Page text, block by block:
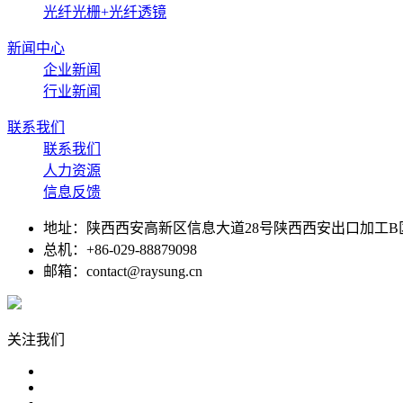
光纤光栅+光纤透镜
新闻中心
企业新闻
行业新闻
联系我们
联系我们
人力资源
信息反馈
地址：陕西西安高新区信息大道28号陕西西安出口加工B
总机：+86-029-88879098
邮箱：contact@raysung.cn
关注我们